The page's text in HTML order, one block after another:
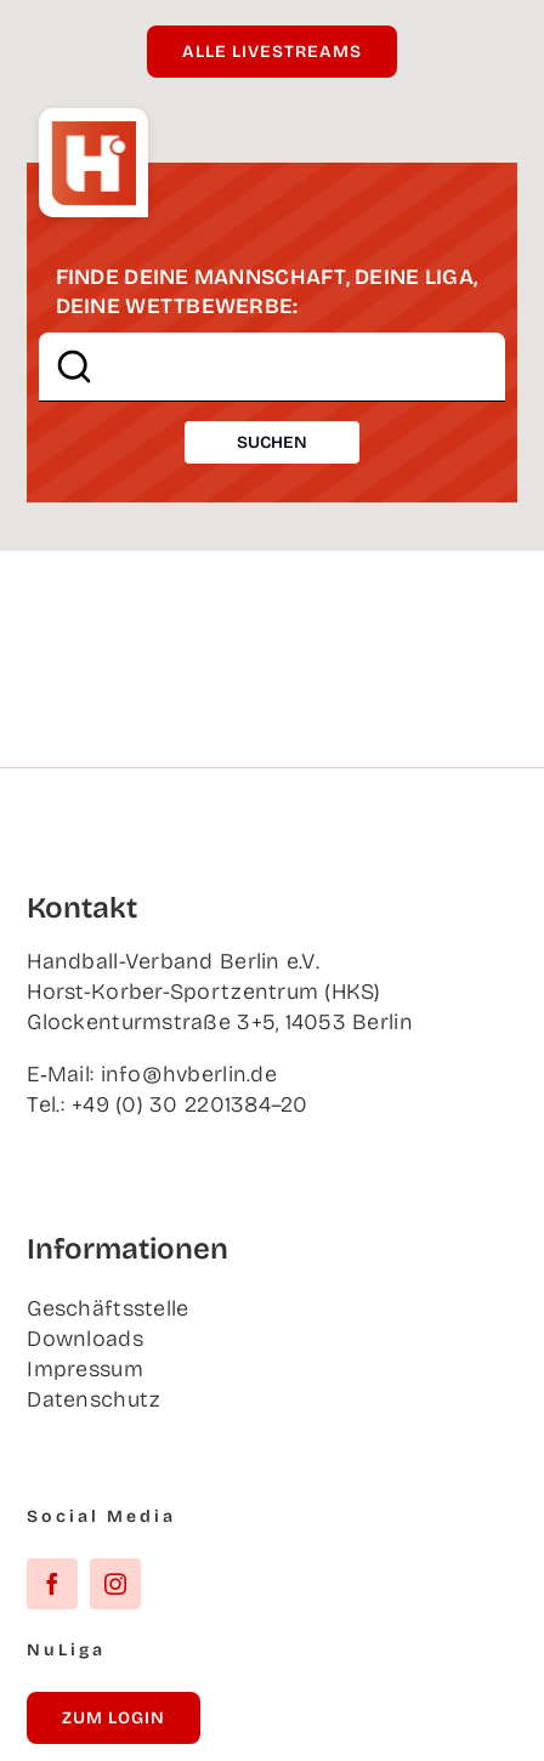
ALLE LIVE­STREAMS
FINDE DEINE MANNSCHAFT, DEINE LIGA,
DEINE WETTBEWERBE:
SUCHEN
Kon­takt
Hand­ball-Ver­band Ber­lin e.V.
Horst-Korb­er-Sport­zen­trum (HKS)
Glo­cken­turm­stra­ße 3+5, 14053 Berlin
E‑Mail: info@hvberlin.de
Tel.: +49 (0) 30 2201384–20
Infor­ma­tio­nen
Geschäfts­stel­le
Down­loads
Impres­sum
Daten­schutz
Social Media
NuLi­ga
ZUM LOG­IN